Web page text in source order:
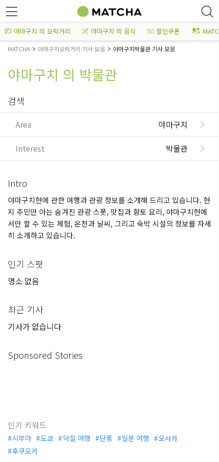
야마구치 의 오락거리 야마구치 의 음식 할인쿠폰
MATCHA 야마구치오락거리 기사 모음 야마구치박물관 기사 모음
야마구치 의 박물관
검색
Area 야마구치
Interest 박물관
Intro
야마구치현에 관한 여행과 관광 정보를 소개해 드리고 있습니다. 현
지 주민만 아는 숨겨진 관광 스폿, 맛집과 향토 요리, 야마구치현에
서만 할 수 있는 체험, 온천과 날씨, 그리고 숙박 시설의 정보를 자세
히 소개하고 있습니다.
인기 스팟
명소 없음
최근 기사
기사가 없습니다
Sponsored Stories
인기 키워드
시부야 도쿄 덕질 여행 단풍 일본 여행
오사카
후쿠오카